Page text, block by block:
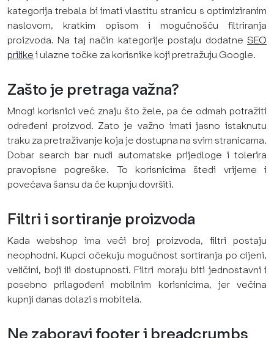
kategorija trebala bi imati vlastitu stranicu s optimiziranim
naslovom, kratkim opisom i mogućnošću filtriranja
proizvoda. Na taj način kategorije postaju dodatne SEO
prilikei ulazne točke za korisnike koji pretražuju Google.
Zašto je pretraga važna?
Mnogi korisnici već znaju što žele, pa će odmah potražiti
određeni proizvod. Zato je važno imati jasno istaknutu
traku za pretraživanje koja je dostupna na svim stranicama.
Dobar search bar nudi automatske prijedloge i tolerira
pravopisne pogreške. To korisnicima štedi vrijeme i
povećava šansu da će kupnju dovršiti.
Filtri i sortiranje proizvoda
Kada webshop ima veći broj proizvoda, filtri postaju
neophodni. Kupci očekuju mogućnost sortiranja po cijeni,
veličini, boji ili dostupnosti. Filtri moraju biti jednostavni i
posebno prilagođeni mobilnim korisnicima, jer većina
kupnji danas dolazi s mobitela.